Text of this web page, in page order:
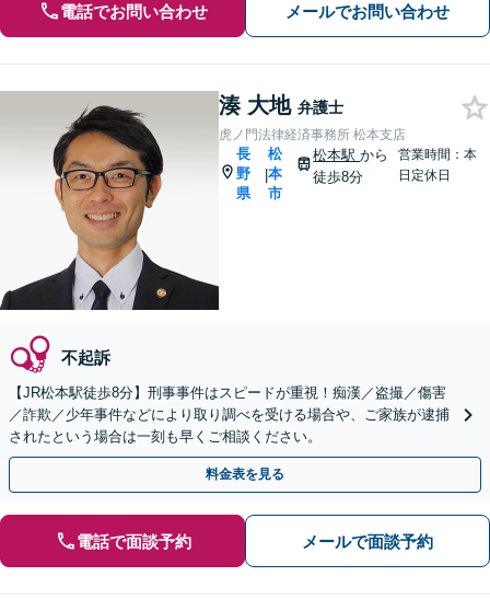
電話でお問い合わせ メールでお問い合わせ
湊 大地 弁護士
虎ノ門法律経済事務所 松本支店
長
野
県
|
松
本
市
松本駅から
徒歩8分
営業時間：本
日定休日
不起訴
【JR松本駅徒歩8分】刑事事件はスピードが重視！痴漢／盗撮／傷害
／詐欺／少年事件などにより取り調べを受ける場合や、ご家族が逮捕
されたという場合は一刻も早くご相談ください。
料金表を見る
電話で面談予約 メールで面談予約